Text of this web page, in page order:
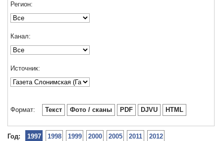
Регион:
Канал:
Источник:
Формат: Текст Фото / сканы PDF DJVU HTML
Год: 1997 1998 1999 2000 2005 2011 2012